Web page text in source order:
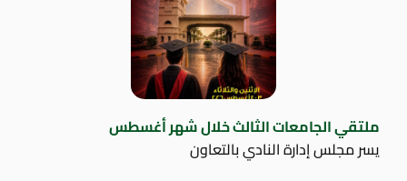
ملتقي الجامعات الثالث خلال شهر أغسطس
يسر مجلس إدارة النادي بالتعاون